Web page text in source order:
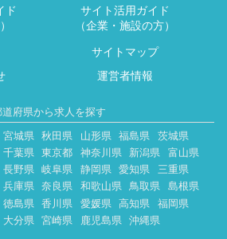
ド
サイト活用ガイド
（企業・施設の方）
サイトマップ
運営者情報
府県から求人を探す
宮城県 秋田県 山形県 福島県 茨城県
千葉県 東京都 神奈川県 新潟県 富山県
長野県 岐阜県 静岡県 愛知県 三重県
兵庫県 奈良県 和歌山県 鳥取県 島根県
徳島県 香川県 愛媛県 高知県 福岡県
大分県 宮崎県 鹿児島県 沖縄県